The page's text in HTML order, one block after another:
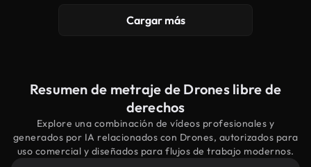
Cargar más
Resumen de metraje de Drones libre de
derechos
Explore una combinación de vídeos profesionales y
generados por IA relacionados con Drones, autorizados para
uso comercial y diseñados para flujos de trabajo modernos.